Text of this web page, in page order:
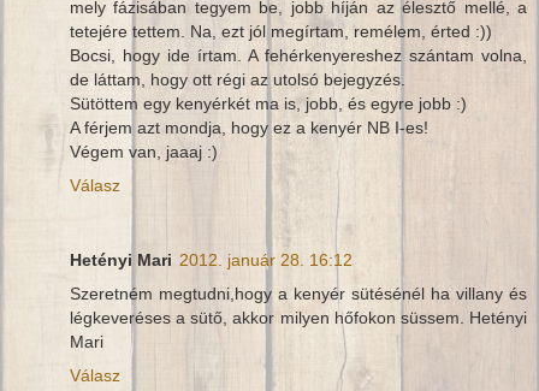
mely fázisában tegyem be, jobb híján az élesztő mellé, a
tetejére tettem. Na, ezt jól megírtam, remélem, érted :))
Bocsi, hogy ide írtam. A fehérkenyereshez szántam volna,
de láttam, hogy ott régi az utolsó bejegyzés.
Sütöttem egy kenyérkét ma is, jobb, és egyre jobb :)
A férjem azt mondja, hogy ez a kenyér NB I-es!
Végem van, jaaaj :)
Válasz
Hetényi Mari 2012. január 28. 16:12
Szeretném megtudni,hogy a kenyér sütésénél ha villany és
légkeveréses a sütő, akkor milyen hőfokon süssem. Hetényi
Mari
Válasz